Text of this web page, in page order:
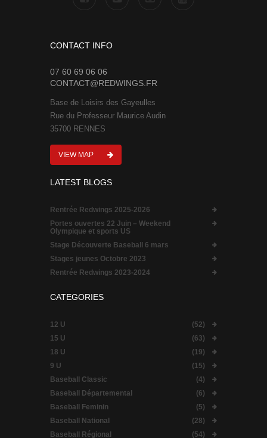
CONTACT INFO
07 60 69 06 06
CONTACT@REDWINGS.FR
Base de Loisirs des Gayeulles
Rue du Professeur Maurice Audin
35700 RENNES
VIEW MAP
LATEST BLOGS
Rentrée Redwings 2025-2026
Portes ouvertes 22 Juin – Weekend
Olympique et sports US
Stage Découverte Baseball 6 mars
Stages jeunes Octobre 2023
Rentrée Redwings 2023-2024
CATEGORIES
12 U
(52)
15 U
(63)
18 U
(19)
9 U
(15)
Baseball Classic
(4)
Baseball Départemental
(6)
Baseball Feminin
(5)
Baseball National
(28)
Baseball Régional
(54)